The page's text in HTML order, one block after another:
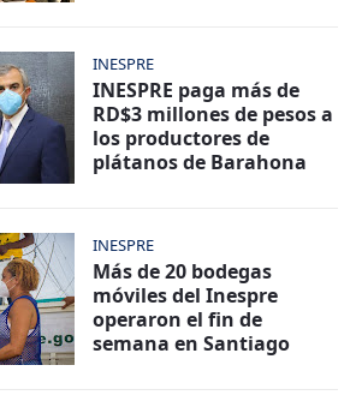
INESPRE
INESPRE paga más de
RD$3 millones de pesos a
los productores de
plátanos de Barahona
INESPRE
Más de 20 bodegas
móviles del Inespre
operaron el fin de
semana en Santiago